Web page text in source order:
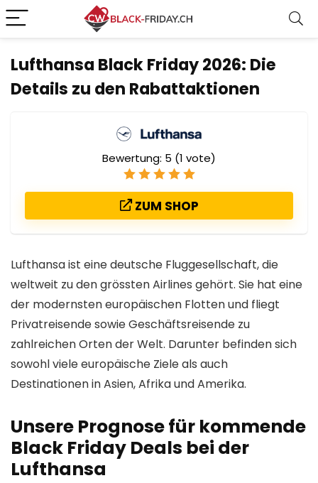
Lufthansa Black Friday 2026: Die
Details zu den Rabattaktionen
Bewertung: 5 (1 vote)
ZUM SHOP
Lufthansa ist eine deutsche Fluggesellschaft, die
weltweit zu den grössten Airlines gehört. Sie hat eine
der modernsten europäischen Flotten und fliegt
Privatreisende sowie Geschäftsreisende zu
zahlreichen Orten der Welt. Darunter befinden sich
sowohl viele europäische Ziele als auch
Destinationen in Asien, Afrika und Amerika.
Unsere Prognose für kommende
Black Friday Deals bei der
Lufthansa